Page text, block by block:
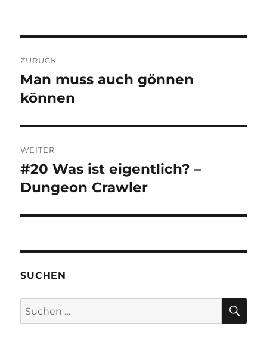
ZURÜCK
Vorheriger
Beitrag:
Man muss auch gönnen
können
WEITER
Nächster
Beitrag:
#20 Was ist eigentlich? –
Dungeon Crawler
SUCHEN
Suchen
nach: